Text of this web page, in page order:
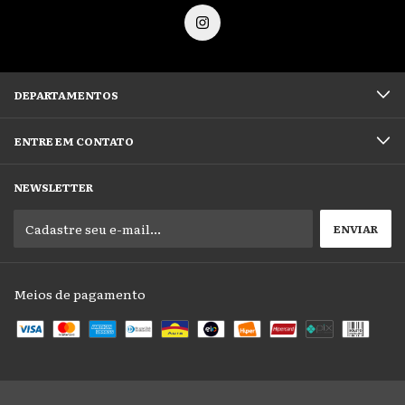
DEPARTAMENTOS
ENTRE EM CONTATO
NEWSLETTER
Meios de pagamento